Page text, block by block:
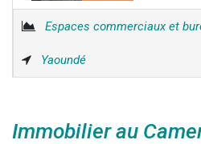
Espaces commerciaux et
Yaoundé
Immobilier au